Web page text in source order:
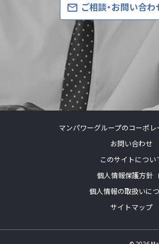
ご相談・お問い合わ
マンパワーグループのコーポレ
お問い合わせ
このサイトについ
個人情報保護方針
個人情報の取扱いに
サイトマップ